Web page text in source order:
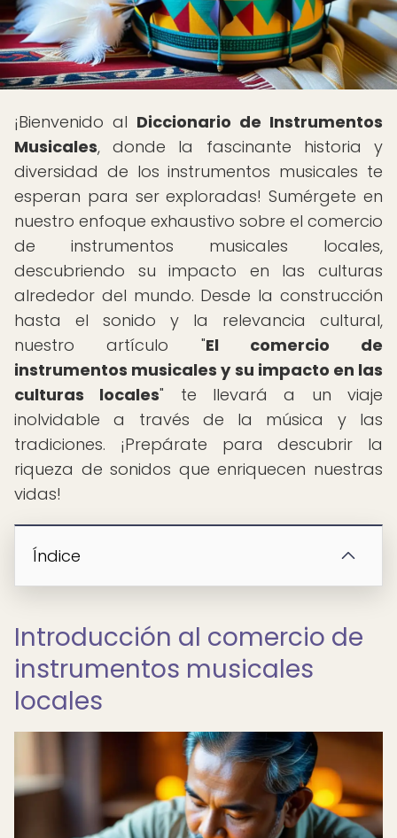
¡Bienvenido al Diccionario de Instrumentos
Musicales, donde la fascinante historia y
diversidad de los instrumentos musicales te
esperan para ser exploradas! Sumérgete en
nuestro enfoque exhaustivo sobre el comercio
de instrumentos musicales locales,
descubriendo su impacto en las culturas
alrededor del mundo. Desde la construcción
hasta el sonido y la relevancia cultural,
nuestro artículo "El comercio de
instrumentos musicales y su impacto en las
culturas locales" te llevará a un viaje
inolvidable a través de la música y las
tradiciones. ¡Prepárate para descubrir la
riqueza de sonidos que enriquecen nuestras
vidas!
Índice
Introducción al comercio de
instrumentos musicales
locales